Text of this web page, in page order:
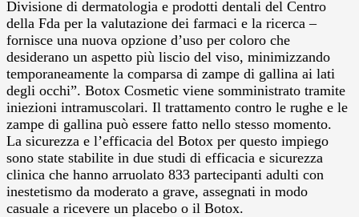
Divisione di dermatologia e prodotti dentali del Centro
della Fda per la valutazione dei farmaci e la ricerca –
fornisce una nuova opzione d’uso per coloro che
desiderano un aspetto più liscio del viso, minimizzando
temporaneamente la comparsa di zampe di gallina ai lati
degli occhi”. Botox Cosmetic viene somministrato tramite
iniezioni intramuscolari. Il trattamento contro le rughe e le
zampe di gallina può essere fatto nello stesso momento.
La sicurezza e l’efficacia del Botox per questo impiego
sono state stabilite in due studi di efficacia e sicurezza
clinica che hanno arruolato 833 partecipanti adulti con
inestetismo da moderato a grave, assegnati in modo
casuale a ricevere un placebo o il Botox.